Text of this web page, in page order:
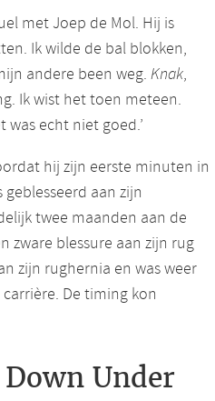
met Joep de Mol. Hij is
Ik wilde de bal blokken,
andere been weg. Knak,
Ik wist het toen meteen.
echt niet goed.’
hij zijn eerste minuten in
aan zijn
twee maanden aan de
zware blessure aan zijn rug
zijn rughernia en was weer
De timing kon
Under